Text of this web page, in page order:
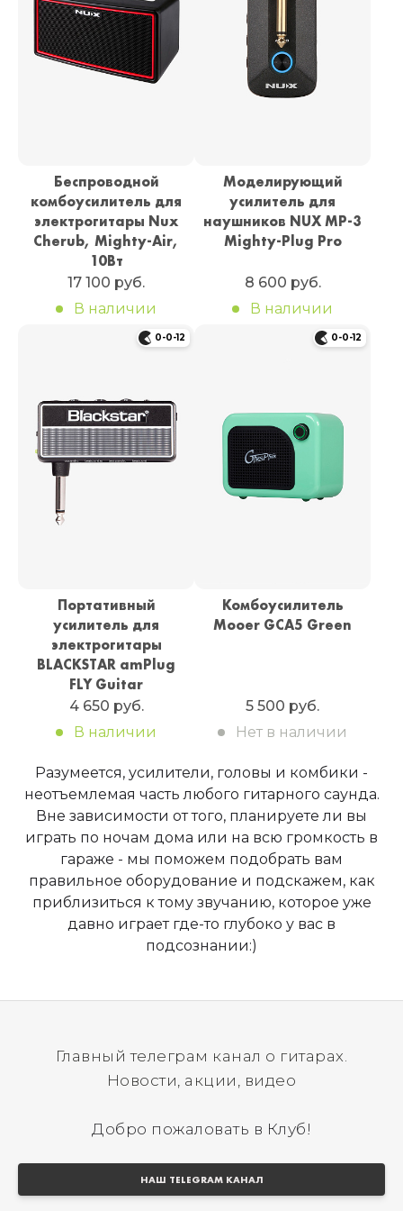
Беспроводной
комбоусилитель для
электрогитары Nux
Cherub, Mighty-Air,
10Вт
17 100 руб.
В наличии
Моделирующий
усилитель для
наушников NUX MP-3
Mighty-Plug Pro
8 600 руб.
В наличии
0-0-12
Портативный
усилитель для
электрогитары
BLACKSTAR amPlug
FLY Guitar
4 650 руб.
В наличии
0-0-12
Комбоусилитель
Mooer GCA5 Green
5 500 руб.
Нет в наличии
Разумеется, усилители, головы и комбики -
неотъемлемая часть любого гитарного саунда.
Вне зависимости от того, планируете ли вы
играть по ночам дома или на всю громкость в
гараже - мы поможем подобрать вам
правильное оборудование и подскажем, как
приблизиться к тому звучанию, которое уже
давно играет где-то глубоко у вас в
подсознании:)
Главный телеграм канал о гитарах.
Новости, акции, видео
Добро пожаловать в Клуб!
НАШ TELEGRAM КАНАЛ